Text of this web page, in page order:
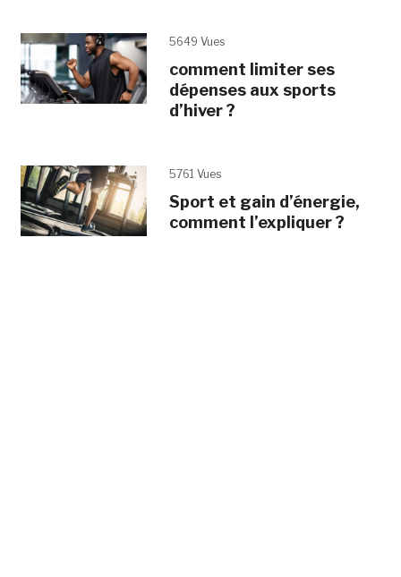
5649 Vues
comment limiter ses
dépenses aux sports
d’hiver ?
5761 Vues
Sport et gain d’énergie,
comment l’expliquer ?